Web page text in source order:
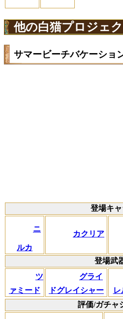
他の白猫プロジェ
サマービーチバケーショ
登場キャ
ニ
ルカ
カクリア
登場武
ツ
ァミード
グライ
ドグレイシャー
評価/ガチャ